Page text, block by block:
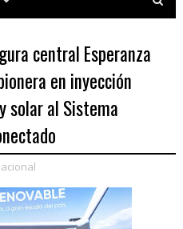
central Esperanza
en inyección
solar al Sistema